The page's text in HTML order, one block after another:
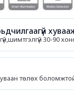
30-90
төлөх